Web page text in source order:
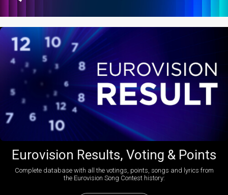
Eurovision Results, Voting & Points
Complete database with all the votings, points, songs and lyrics from
the Eurovision Song Contest history: